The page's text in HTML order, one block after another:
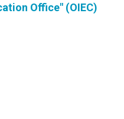
Office" (OIEC)